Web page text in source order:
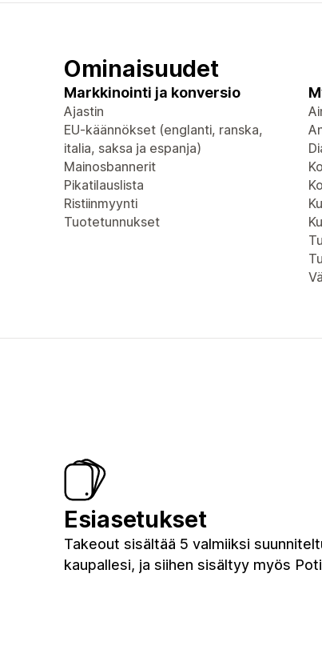
Ominaisuudet
Markkinointi ja konversio
Ajastin
EU-käännökset (englanti, ranska,
italia, saksa ja espanja)
Mainosbannerit
Pikatilauslista
Ristiinmyynti
Tuotetunnukset
Esiasetukset
Takeout sisältää 5 valmiiksi
kaupallesi, ja siihen sisältyy myös